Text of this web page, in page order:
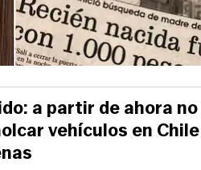
a partir de ahora no
vehículos en Chile